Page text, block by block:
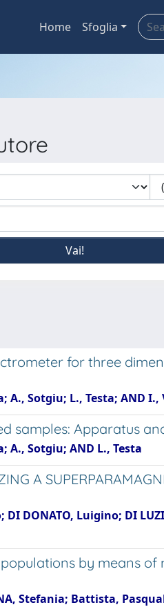
Home Sfoglia
for three
A., Sotgiu; L., Testa; AND
samples: Apparatus
A., Sotgiu; AND L., Testa
A
DI DONATO, Luigino; DI
by means
Stefania; Battista,